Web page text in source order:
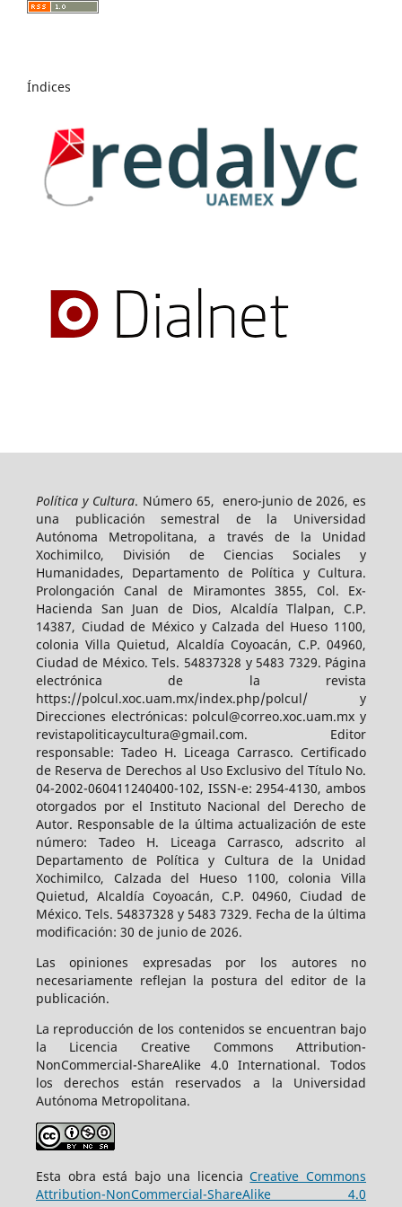
Índices
Política y Cultura. Número 65, enero-junio de 2026, es
una publicación semestral de la Universidad
Autónoma Metropolitana, a través de la Unidad
Xochimilco, División de Ciencias Sociales y
Humanidades, Departamento de Política y Cultura.
Prolongación Canal de Miramontes 3855, Col. Ex-
Hacienda San Juan de Dios, Alcaldía Tlalpan, C.P.
14387, Ciudad de México y Calzada del Hueso 1100,
colonia Villa Quietud, Alcaldía Coyoacán, C.P. 04960,
Ciudad de México. Tels. 54837328 y 5483 7329. Página
electrónica de la revista
https://polcul.xoc.uam.mx/index.php/polcul/ y
Direcciones electrónicas: polcul@correo.xoc.uam.mx y
revistapoliticaycultura@gmail.com. Editor
responsable: Tadeo H. Liceaga Carrasco. Certificado
de Reserva de Derechos al Uso Exclusivo del Título No.
04-2002-060411240400-102, ISSN-e: 2954-4130, ambos
otorgados por el Instituto Nacional del Derecho de
Autor. Responsable de la última actualización de este
número: Tadeo H. Liceaga Carrasco, adscrito al
Departamento de Política y Cultura de la Unidad
Xochimilco, Calzada del Hueso 1100, colonia Villa
Quietud, Alcaldía Coyoacán, C.P. 04960, Ciudad de
México. Tels. 54837328 y 5483 7329. Fecha de la última
modificación: 30 de junio de 2026.
Las opiniones expresadas por los autores no
necesariamente reflejan la postura del editor de la
publicación.
La reproducción de los contenidos se encuentran bajo
la Licencia Creative Commons Attribution-
NonCommercial-ShareAlike 4.0 International. Todos
los derechos están reservados a la Universidad
Autónoma Metropolitana.
Esta obra está bajo una licenciaCreative Commons
Attribution-NonCommercial-ShareAlike 4.0